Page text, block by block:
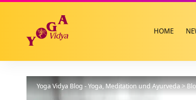
HOME
Yoga Vidya Blog - Yoga, Meditation und Ayurveda>